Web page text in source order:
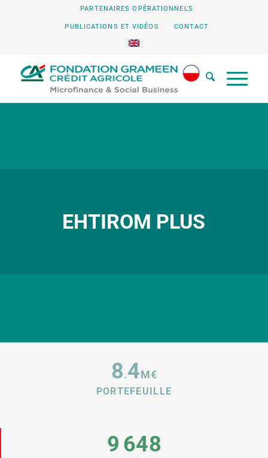
PARTENAIRES OPÉRATIONNELS
PUBLICATIONS ET VIDÉOS CONTACT
EHTIROM PLUS
8.4M€
PORTEFEUILLE
9 648